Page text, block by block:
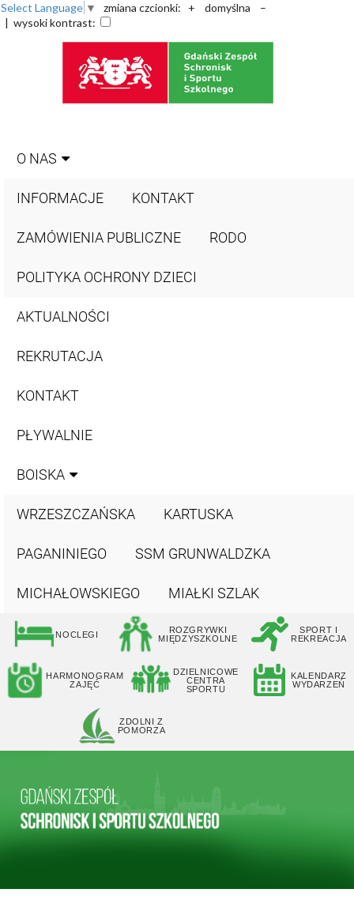
Select Language ▼ zmiana czcionki: + domyślna
–
| wysoki kontrast:
O NAS
INFORMACJE KONTAKT
ZAMÓWIENIA PUBLICZNE RODO
POLITYKA OCHRONY DZIECI
AKTUALNOŚCI
REKRUTACJA
KONTAKT
PŁYWALNIE
BOISKA
WRZESZCZAŃSKA KARTUSKA
PAGANINIEGO SSM GRUNWALDZKA
MICHAŁOWSKIEGO MIAŁKI SZLAK
NOCLEGI
ROZGRYWKI
MIĘDZYSZKOLNE
SPORT I
REKREACJA
HARMONOGRAM
ZAJĘĆ
DZIELNICOWE
CENTRA
SPORTU
KALENDARZ
WYDARZEŃ
ZDOLNI Z
POMORZA